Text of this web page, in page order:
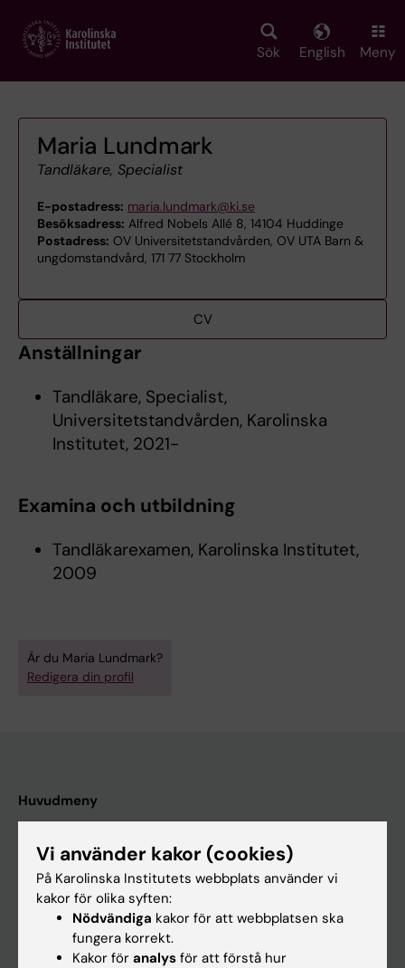
main
Sök English Meny
Maria Lundmark
Tandläkare, Specialist
E-postadress: maria.lundmark@ki.se
Besöksadress: Alfred Nobels Allé 8, 14104 Huddinge
Postadress: OV Universitetstandvården, OV UTA Barn &
ungdomstandvård, 171 77 Stockholm
CV
Anställningar
Tandläkare, Specialist,
Universitetstandvården, Karolinska
Institutet, 2021-
Examina och utbildning
Tandläkarexamen, Karolinska Institutet,
2009
Är du Maria Lundmark?
Redigera din profil
Huvudmeny
Forskarutbildning
Forskning
Vi använder kakor (cookies)
På Karolinska Institutets webbplats använder vi
kakor för olika syften:
Nödvändiga kakor för att webbplatsen ska
fungera korrekt.
Kakor för analys för att förstå hur